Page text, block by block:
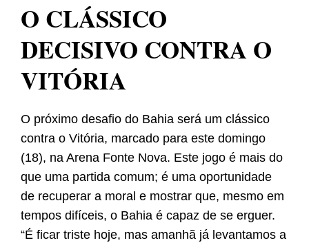
O CLÁSSICO
DECISIVO CONTRA O
VITÓRIA
O próximo desafio do Bahia será um clássico
contra o Vitória, marcado para este domingo
(18), na Arena Fonte Nova. Este jogo é mais do
que uma partida comum; é uma oportunidade
de recuperar a moral e mostrar que, mesmo em
tempos difíceis, o Bahia é capaz de se erguer.
“É ficar triste hoje, mas amanhã já levantamos a